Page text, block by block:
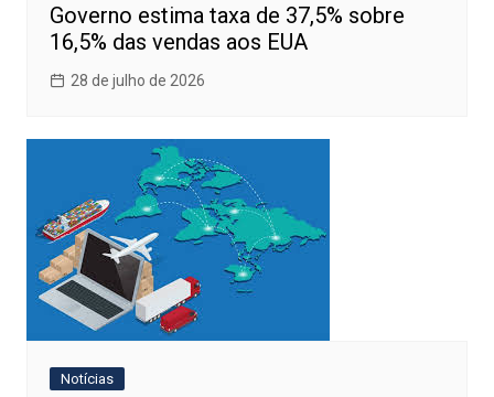
Governo estima taxa de 37,5% sobre
16,5% das vendas aos EUA
28 de julho de 2026
Notícias